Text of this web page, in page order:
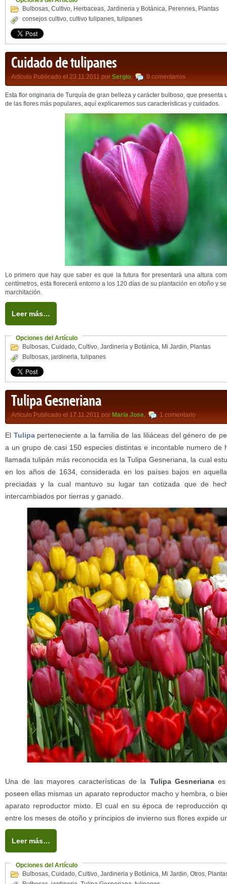
Bulbosas, Cultivo, Herbaceas, Jardineria y Botánica, Perennes, Plantas
consejos cultivo, cultivo tulipanes, tulipanes
Cuidado de tulipanes
Artículo Publicado el 23.11.2011 por Sergio, 9 comentarios
Esta flor originaria de Turquía de gran belleza y carácter bulboso, que presenta
de las flores más populares, aquí explicaremos sus características y cuidados.
Lo primero que hay que saber es que la futura flor presentará una altura
centímetros, esta florecerá entorno a los 120 días de su plantación en otoño y
marchitación.
Leer más…
Opciones del Artículo
Bulbosas, Cuidado, Cultivo, Jardineria y Botánica, Mi Jardin, Plantas
Bulbosas, jardineria, tulipanes
Tulipa Gesneriana
Artículo Publicado el 17.11.2011 por Maria Jose, 1 comentario
El Tulipaperteneciente a la familia de las liliáceas del género de
a un grupo de casi 150 especies distintas e incontable numero de
llamada tulipán más reconocida es la Tulipa Gesneriana, la cual
en los años de 1634, considerada en los países bajos en
preciadas y la cual mantuvo su lugar tan cotizada que de
intercambiados por tierras y ganado.
Una de las mayores características de la Tulipa Gesneriana
poseen ellas mismas un aparato reproductor macho y hembra, o
aparato reproductor mixto. El cual en su época de reproducción
entre los meses de otoño y principios de invierno sus flores expide
Leer más…
Opciones del Artículo
Bulbosas, Cuidado, Cultivo, Jardineria y Botánica, Mi Jardin, Otros,